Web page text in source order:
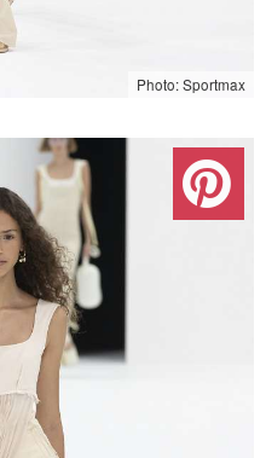
Photo: Sportmax